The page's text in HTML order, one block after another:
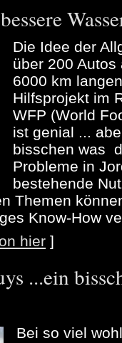
Die Idee der
über 200
6000 km
Hilfsprojekt im
WFP (World
ist genial ...
bisschen was
Probleme in
bestehende
Themen
Know-How
hier ]
...ein
Bei so viel